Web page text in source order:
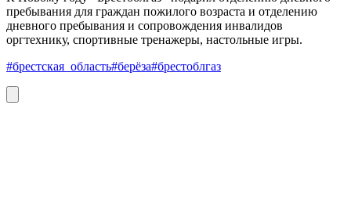
пребывания для граждан пожилого возраста и отделению
дневного пребывания и сопровождения инвалидов
оргтехнику, спортивные тренажеры, настольные игры.
#брестская_область#берёза#брестоблгаз